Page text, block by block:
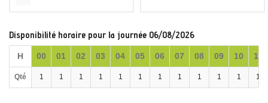
Disponibilité horaire pour la journée 06/08/2026
H 00 01 02 03 04 05 06 07 08 09 10 11
Qté 1 1 1 1 1 1 1 1 1 1 1 1